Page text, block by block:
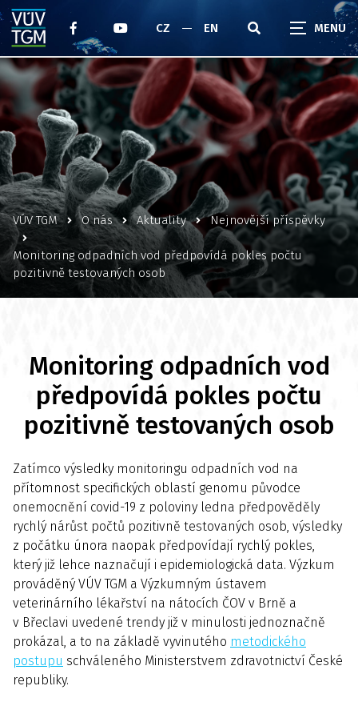
CZ EN
VÚV TGM O nás Aktuality Nejnovější příspěvky
Monitoring odpadních vod předpovídá pokles počtu
pozitivně testovaných osob
Monitoring odpadních vod
předpovídá pokles počtu
pozitivně testovaných osob
Zatímco výsledky monitoringu odpadních vod na
přítomnost specifických oblastí genomu původce
onemocnění covid-19 z poloviny ledna předpověděly
rychlý nárůst počtů pozitivně testovaných osob, výsledky
z počátku února naopak předpovídají rychlý pokles,
který již lehce naznačují i epidemiologická data. Výzkum
prováděný VÚV TGM a Výzkumným ústavem
veterinárního lékařství na nátocích ČOV v Brně a
v Břeclavi uvedené trendy již v minulosti jednoznačně
prokázal, a to na základě vyvinutého metodického
postupu schváleného Ministerstvem zdravotnictví České
republiky.